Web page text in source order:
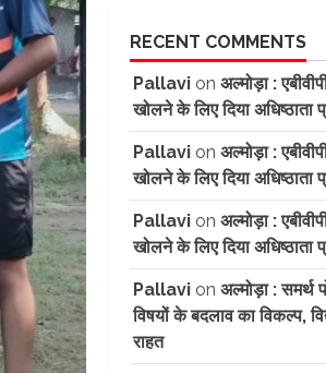
RECENT COMMENTS
Pallavion अल्मोड़ा :
खोलने के लिए दिया अधिष्ठाता
Pallavion अल्मोड़ा :
खोलने के लिए दिया अधिष्ठाता
Pallavion अल्मोड़ा :
खोलने के लिए दिया अधिष्ठाता
Pallavion अल्मोड़ा : समर्थ
विषयों के बदलाव का विकल्प,
राहत